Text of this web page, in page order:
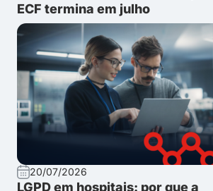
ECF termina em julho
20/07/2026
LGPD em hospitais: por que a